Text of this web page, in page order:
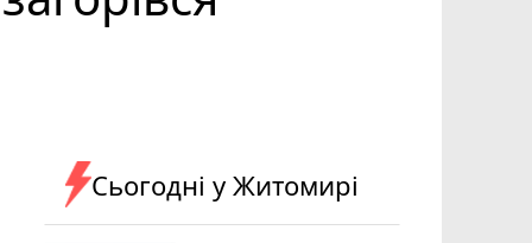
Сьогодні у Житомирі